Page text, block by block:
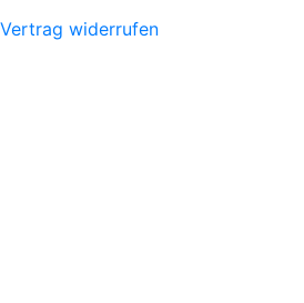
Vertrag widerrufen